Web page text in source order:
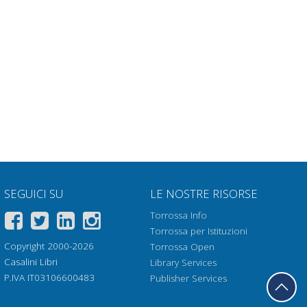
SEGUICI SU
Copyright 2000-2026
Casalini Libri
P.IVA IT03106600483
LE NOSTRE RISORSE
Torrossa Info
Torrossa per Istituzioni
Torrossa Open
Library Services
Publisher Services